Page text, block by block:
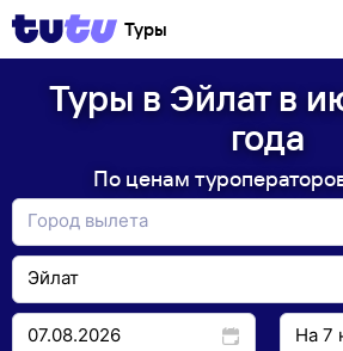
Туры
Туры в Эйлат в
года
По ценам